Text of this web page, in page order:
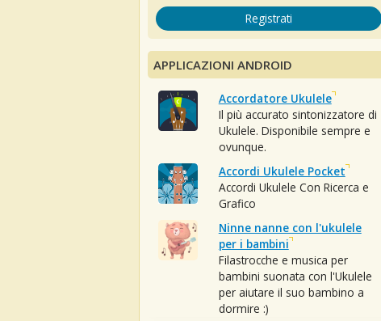
Registrati
APPLICAZIONI ANDROID
Accordatore Ukulele
Il più accurato sintonizzatore di
Ukulele. Disponibile sempre e
ovunque.
Accordi Ukulele Pocket
Accordi Ukulele Con Ricerca e
Grafico
Ninne nanne con l'ukulele
per i bambini
Filastrocche e musica per
bambini suonata con l'Ukulele
per aiutare il suo bambino a
dormire :)